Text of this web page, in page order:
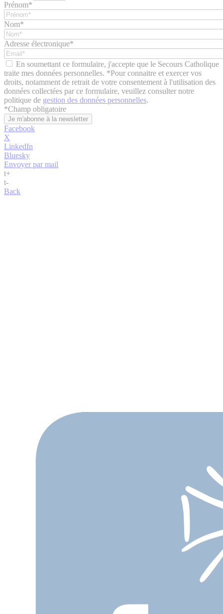
Prénom*
Nom*
Adresse électronique*
En soumettant ce formulaire, j'accepte que le Secours Catholique
traite mes données personnelles. *Pour connaitre et exercer vos
droits, notamment de retrait de votre consentement à l'utilisation des
données collectées par ce formulaire, veuillez consulter notre
politique de gestion des données personnelles.
*Champ obligatoire
Facebook
X
LinkedIn
Bluesky
Envoyer par mail
t+
t-
Back